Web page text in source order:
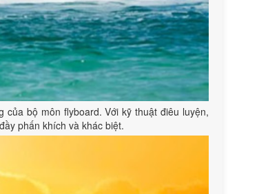
bộ môn flyboard. Với kỹ thuật điêu luyện,
phấn khích và khác biệt.